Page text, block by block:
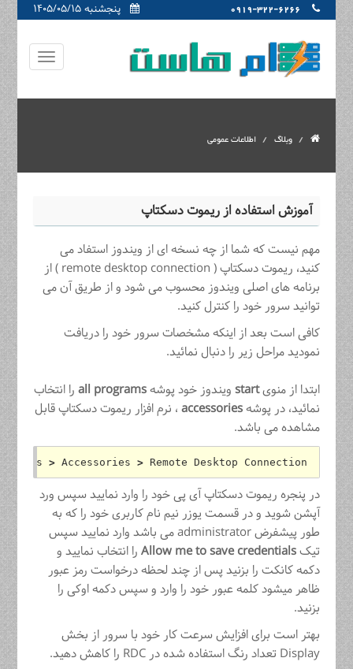
پنجشنبه ۱۴۰۵/۰۵/۱۵ 0919-322-6266
وبلاگ اطلاعات عمومی
آموزش استفاده از ریموت دسکتاپ
مهم نیست که شما از چه نسخه ای از ویندوز استفاد می
کنید، ریموت دسکتاپ ( remote desktop connection ) از
برنامه های اصلی ویندوز محسوب می شود و از طریق آن می
توانید سرور خود را کنترل کنید.
کافی است بعد از اینکه مشخصات سرور خود را دریافت
نمودید مراحل زیر را دنبال نمائید.
ابتدا از منویstart ویندوز خود پوشهall programs را انتخاب
نمائید، در پوشهaccessories ، نرم افزار ریموت دسکتاپ قابل
مشاهده می باشد.
> Accessories > Remote Desktop Connection
در پنجره ریموت دسکتاپ آی پی خود را وارد نمایید سپس ورد
آپشن شوید و در قسمت یوزر نیم نام کاربری خود را که به
طور پیشفرض administrator می باشد وارد نمایید سپس
تیکAllow me to save credentials را انتخاب نمایید و
دکمه کانکت را بزنید پس از چند لحظه درخواست رمز عبور
ظاهر میشود کلمه عبور خود را وارد و سپس دکمه اوکی را
بزنید.
بهتر است برای افزایش سرعت کار خود با سرور از بخش
Display تعداد رنگ استفاده شده در RDC را کاهش دهید.